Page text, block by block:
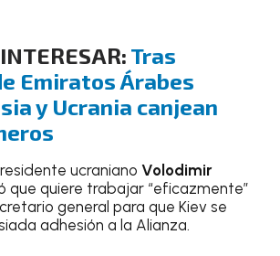
Tras
Emiratos Árabes
y Ucrania canjean
ucraniano Volodimir
que quiere trabajar “eficazmente”
general para que Kiev se
adhesión a la Alianza.